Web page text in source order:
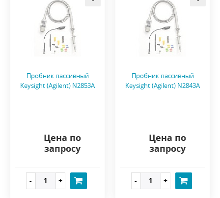
Пробник пассивный
Keysight (Agilent) N2853A
Цена по
запросу
Пробник пассивный
Keysight (Agilent) N2843A
Цена по
запросу